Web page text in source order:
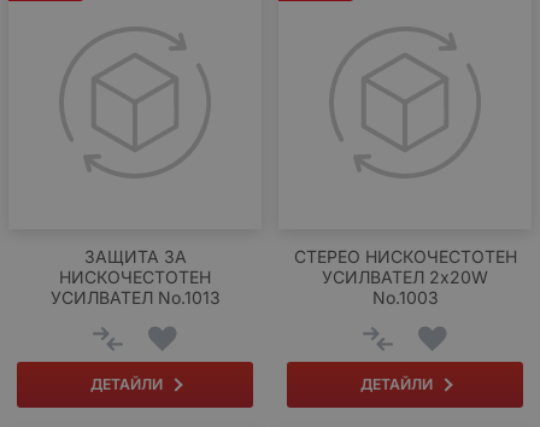
ЗАЩИТА ЗА
НИСКОЧЕСТОТЕН
УСИЛВАТЕЛ No.1013
ДЕТАЙЛИ
СТЕРЕО НИСКОЧЕСТОТЕН
УСИЛВАТЕЛ 2x20W
No.1003
ДЕТАЙЛИ